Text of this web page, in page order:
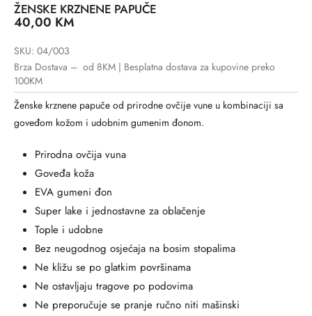
ŽENSKE KRZNENE PAPUČE
40,00 KM
SKU: 04/003
Brza Dostava – od 8KM | Besplatna dostava za kupovine preko
100KM
Ženske krznene papuče od prirodne ovčije vune u kombinaciji sa
goveđom kožom i udobnim gumenim đonom.
Prirodna ovčija vuna
Goveđa koža
EVA gumeni đon
Super lake i jednostavne za oblačenje
Tople i udobne
Bez neugodnog osjećaja na bosim stopalima
Ne kližu se po glatkim površinama
Ne ostavljaju tragove po podovima
Ne preporučuje se pranje ručno niti mašinski